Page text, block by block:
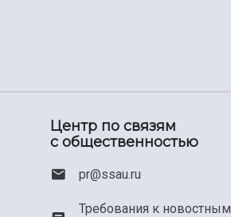
Центр по связям
с общественностью
pr@ssau.ru
Требования к новостным